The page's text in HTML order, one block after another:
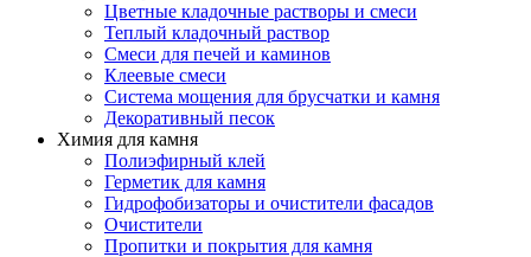
Цветные кладочные растворы и смеси
Теплый кладочный раствор
Смеси для печей и каминов
Клеевые смеси
Система мощения для брусчатки и камня
Декоративный песок
Химия для камня
Полиэфирный клей
Герметик для камня
Гидрофобизаторы и очистители фасадов
Очистители
Пропитки и покрытия для камня